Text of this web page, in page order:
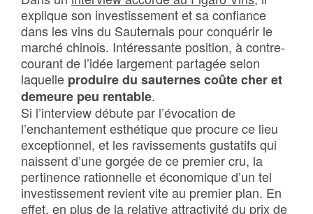
explique son investissement et sa confiance
dans les vins du Sauternais pour conquérir le
marché chinois. Intéressante position, à contre-
courant de l’idée largement partagée selon
laquelle produire du sauternes coûte cher et
demeure peu rentable.
Si l’interview débute par l’évocation de
l’enchantement esthétique que procure ce lieu
exceptionnel, et les ravissements gustatifs qui
naissent d’une gorgée de ce premier cru, la
pertinence rationnelle et économique d’un tel
investissement revient vite au premier plan. En
effet, en plus de la relative attractivité du prix de